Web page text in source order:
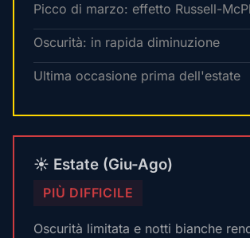
Picco di marzo: effetto Russell-
Oscurità: in rapida diminuzione
Ultima occasione prima dell'estate
☀️ Estate (Giu-Ago)
PIÙ DIFFICILE
Oscurità limitata e notti bianche